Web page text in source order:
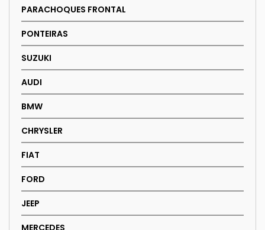
PARACHOQUES FRONTAL
PONTEIRAS
SUZUKI
AUDI
BMW
CHRYSLER
FIAT
FORD
JEEP
MERCEDES